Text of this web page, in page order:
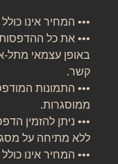
••• המחיר אינו
••• את כל
באופן עצמאי מתל-
קשר.
••• התמונות
ממוסגרות.
••• ניתן להזמין
ללא מתיחה על
••• המחיר אינו